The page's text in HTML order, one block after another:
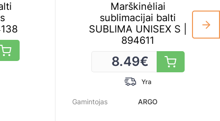
Marškinėliai
sublimacijai balti
SUBLIMA UNISEX S |
894611
8.49€
Yra
Gamintojas ARGO